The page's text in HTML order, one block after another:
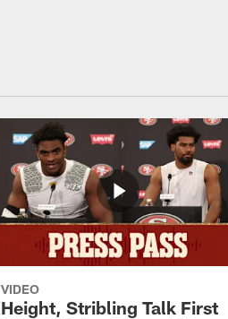
VIDEO
Height, Stribling Talk First